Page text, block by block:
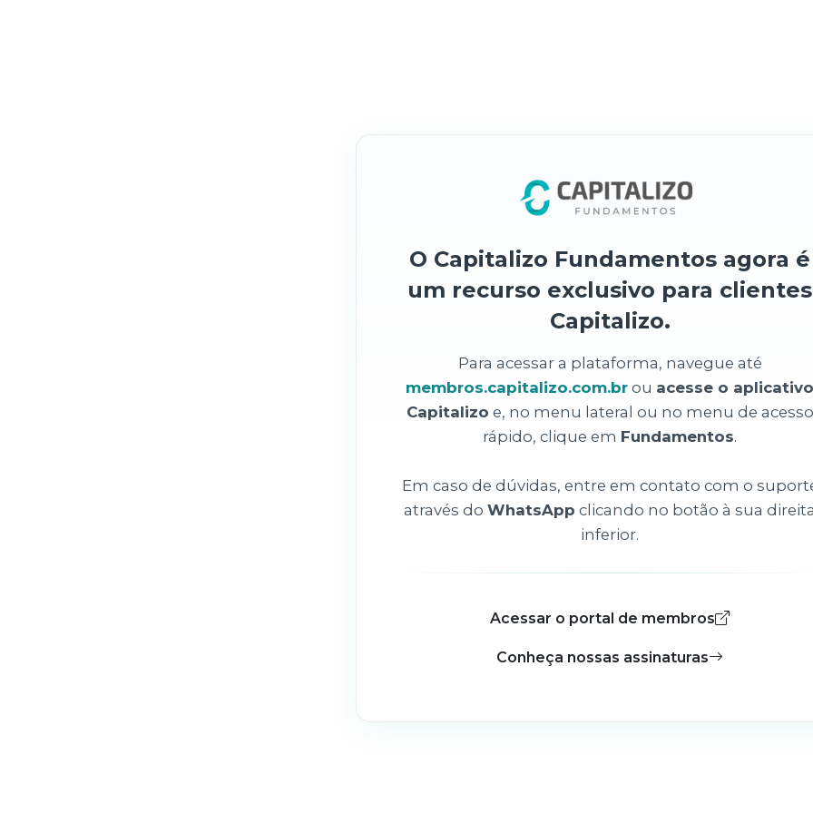
O Capitalizo Fundamentos agora é
um recurso exclusivo para clientes
Capitalizo.
Para acessar a plataforma, navegue até
membros.capitalizo.com.br ou acesse o aplicativo
Capitalizo e, no menu lateral ou no menu de acesso
rápido, clique em Fundamentos.
Em caso de dúvidas, entre em contato com o
através do WhatsApp clicando no botão à sua
inferior.
Acessar o portal de membros
Conheça nossas assinaturas